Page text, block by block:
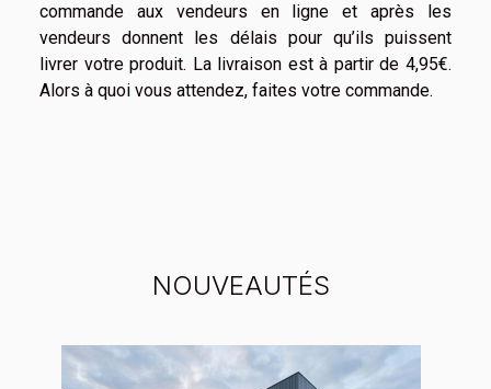
commande aux vendeurs en ligne et après les
vendeurs donnent les délais pour qu’ils puissent
livrer votre produit. La livraison est à partir de 4,95€.
Alors à quoi vous attendez, faites votre commande.
NOUVEAUTÉS